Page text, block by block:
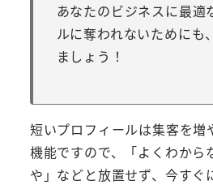
あなたのビジネスに最適
ルに奪われないためにも
ましょう！
短いプロフィールは集客を増
機能ですので、「よくわから
や」などと放置せず、今すぐ